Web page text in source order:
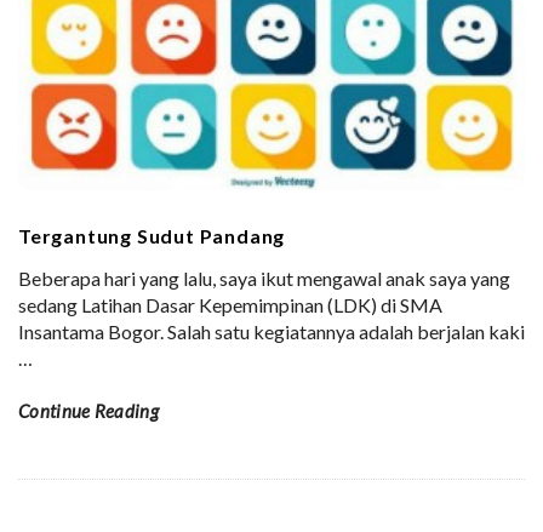
Tergantung Sudut Pandang
Beberapa hari yang lalu, saya ikut mengawal anak saya yang
sedang Latihan Dasar Kepemimpinan (LDK) di SMA
Insantama Bogor. Salah satu kegiatannya adalah berjalan kaki
…
Continue Reading